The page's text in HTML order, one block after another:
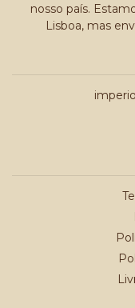
nosso país.
Lisboa, mas